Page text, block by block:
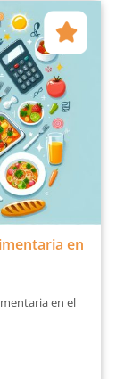
en
en el